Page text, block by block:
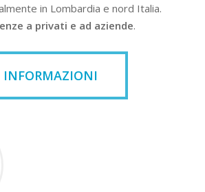
in Lombardia e nord Italia.
a privati e ad aziende.
INFORMAZIONI